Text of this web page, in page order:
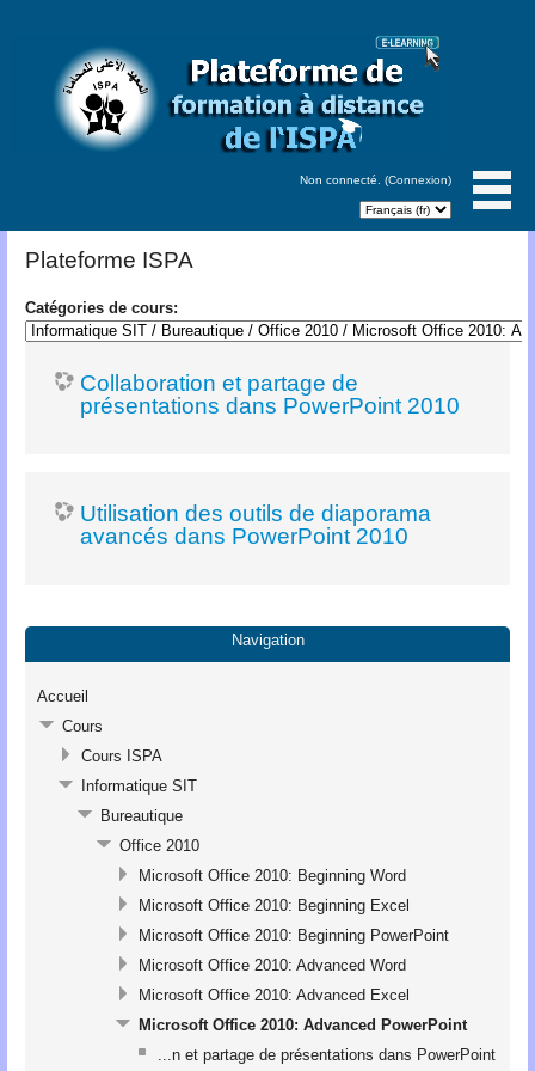
Non connecté. (Connexion)
Plateforme ISPA
Catégories de cours:
Collaboration et partage de
présentations dans PowerPoint 2010
Utilisation des outils de diaporama
avancés dans PowerPoint 2010
Navigation
Accueil
Cours
Cours ISPA
Informatique SIT
Bureautique
Office 2010
Microsoft Office 2010: Beginning Word
Microsoft Office 2010: Beginning Excel
Microsoft Office 2010: Beginning PowerPoint
Microsoft Office 2010: Advanced Word
Microsoft Office 2010: Advanced Excel
Microsoft Office 2010: Advanced PowerPoint
...n et partage de présentations dans PowerPoint